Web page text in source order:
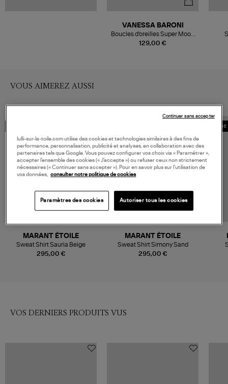
129,00 €
VANESSA BARONI
Boucles d'oreilles Super Moon
Silver
VOUS AIMEREZ AUSSI
295,00 €
MARANT ÉTOILE
Sweat Shirt Sauria Beige
295,00 €
MARANT ÉTOILE
Sweat Shirt Simony Sand
VOS DERNIERS PRODUITS VUS
lulli-sur-la-toile.com utilise des cookies et technologies similaires à des fins de
performance, personnalisation, publicité et analyses, en collaboration avec des
partenaires tels que Google. Vous pouvez configurer vos choix via « Paramétrer »,
accepter l’ensemble des cookies (« J’accepte ») ou refuser ceux non strictement
nécessaires (« Continuer sans accepter »). Pour en savoir plus sur l’utilisation de
vos données,
consulter notre politique de cookies
Paramètres des cookies Autoriser tous les cookies
Continuer sans accepter